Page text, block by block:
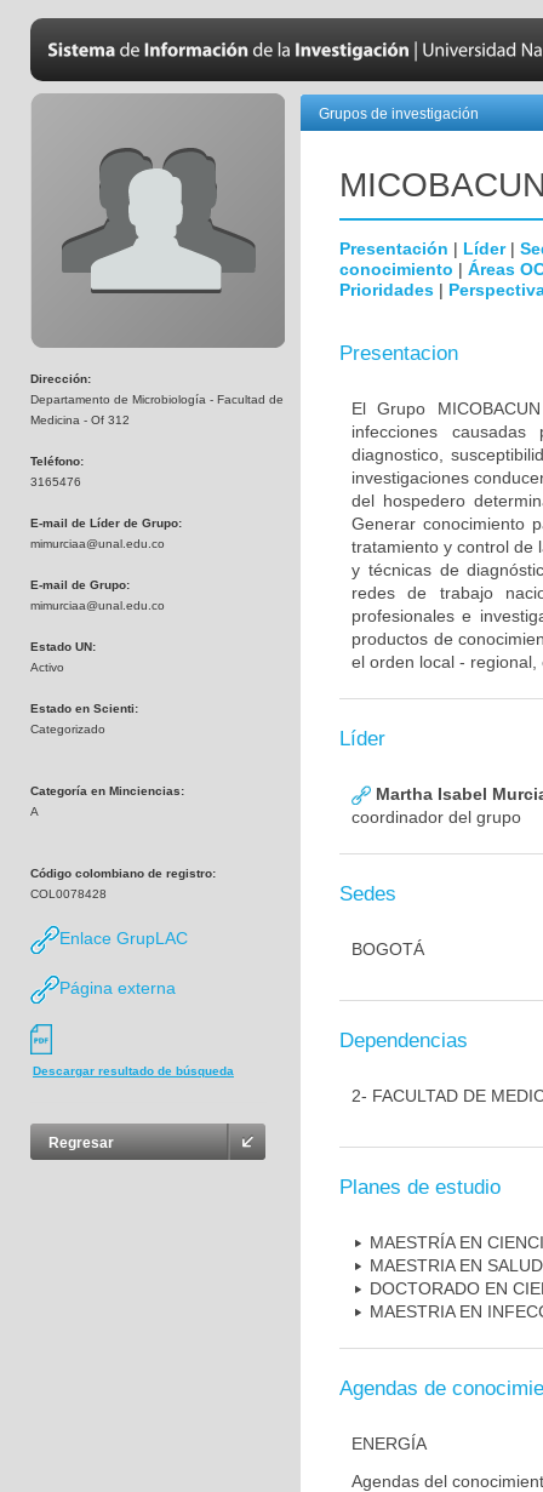
Dirección:
Departamento de Microbiología - Facultad de
Medicina - Of 312
Teléfono:
3165476
E-mail de Líder de Grupo:
mimurciaa@unal.edu.co
E-mail de Grupo:
mimurciaa@unal.edu.co
Estado UN:
Activo
Estado en Scienti:
Categorizado
Categoría en Minciencias:
A
Código colombiano de registro:
COL0078428
Enlace GrupLAC
Página externa
Descargar resultado de búsqueda
Regresar
Grupos de investigación
Presentación | Líder|
conocimiento | Áreas
Prioridades |
Presentacion
El Grupo
infecciones
diagnostico,
investigaciones
del hospedero
Generar conocimiento
tratamiento y control de
y técnicas de
redes de trabajo
profesionales e
productos de
el orden local -
Líder
Martha Isabel
coordinador del grupo
Sedes
BOGOTÁ
Dependencias
2- FACULTAD DE
Planes de estudio
MAESTRÍA EN
MAESTRIA EN
DOCTORADO EN
MAESTRIA EN
Agendas de
ENERGÍA
Agendas del